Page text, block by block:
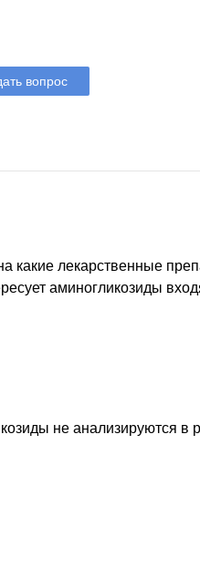
вопрос
какие лекарственные
аминогликозиды
не анализируются в